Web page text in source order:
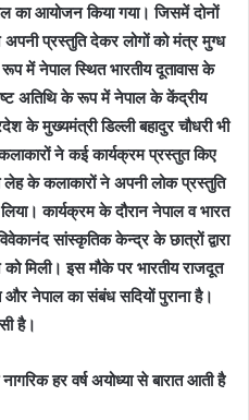
आयोजन किया गया। जिसमें दोनों
प्रस्तुति देकर लोगों को मंत्र मुग्ध
में नेपाल स्थित भारतीय दूतावास के
अतिथि के रूप में नेपाल के केंद्रीय
के मुख्यमंत्री डिल्ली बहादुर चौधरी भी
ने कई कार्यक्रम प्रस्तुत किए
के कलाकारों ने अपनी लोक प्रस्तुति
कार्यक्रम के दौरान नेपाल व भारत
सांस्कृतिक केन्द्र के छात्रों द्वारा
मिली। इस मौके पर भारतीय राजदूत
और नेपाल का संबंध सदियों पुराना है।
है।
हर वर्ष अयोध्या से बारात आती है